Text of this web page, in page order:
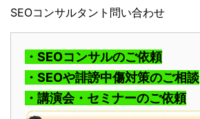
SEOコンサルタント問い合わせ
・SEOコンサルのご依頼
・SEOや誹謗中傷対策のご相談
・講演会・セミナーのご依頼